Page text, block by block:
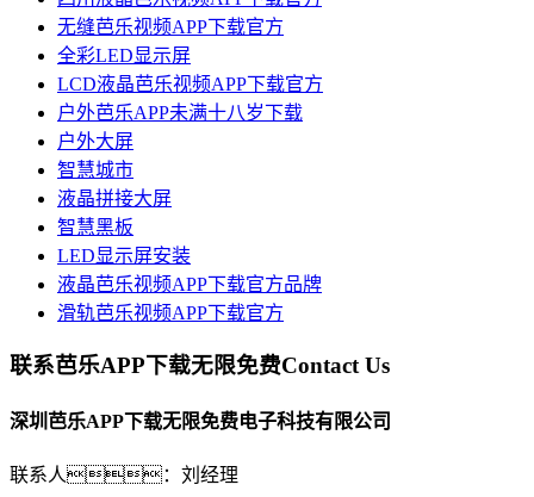
无缝芭乐视频APP下载官方
全彩LED显示屏
LCD液晶芭乐视频APP下载官方
户外芭乐APP未满十八岁下载
户外大屏
智慧城市
液晶拼接大屏
智慧黑板
LED显示屏安装
液晶芭乐视频APP下载官方品牌
滑轨芭乐视频APP下载官方
联系芭乐APP下载无限免费Contact Us
深圳芭乐APP下载无限免费电子科技有限公司
联系人：刘经理